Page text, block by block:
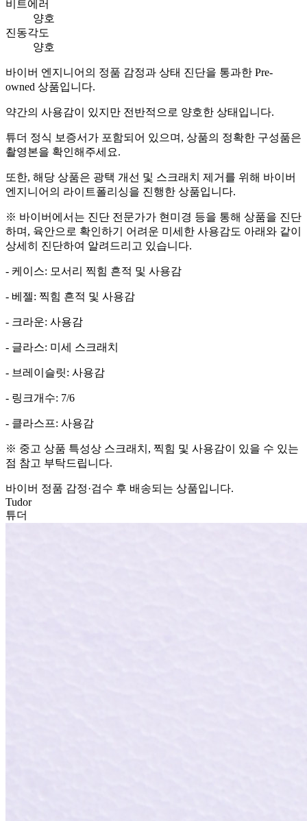
비트에러
양호
진동각도
양호
바이버 엔지니어의 정품 감정과 상태 진단을 통과한 Pre-
owned 상품입니다.
약간의 사용감이 있지만 전반적으로 양호한 상태입니다.
튜더 정식 보증서가 포함되어 있으며, 상품의 정확한 구성품은
촬영본을 확인해주세요.
또한, 해당 상품은 광택 개선 및 스크래치 제거를 위해 바이버
엔지니어의 라이트폴리싱을 진행한 상품입니다.
※ 바이버에서는 진단 전문가가 현미경 등을 통해 상품을 진단
하며, 육안으로 확인하기 어려운 미세한 사용감도 아래와 같이
상세히 진단하여 알려드리고 있습니다.
- 케이스: 모서리 찍힘 흔적 및 사용감
- 베젤: 찍힘 흔적 및 사용감
- 크라운: 사용감
- 글라스: 미세 스크래치
- 브레이슬릿: 사용감
- 링크개수: 7/6
- 클라스프: 사용감
※ 중고 상품 특성상 스크래치, 찍힘 및 사용감이 있을 수 있는
점 참고 부탁드립니다.
바이버 정품 감정·검수 후 배송되는 상품입니다.
Tudor
튜더